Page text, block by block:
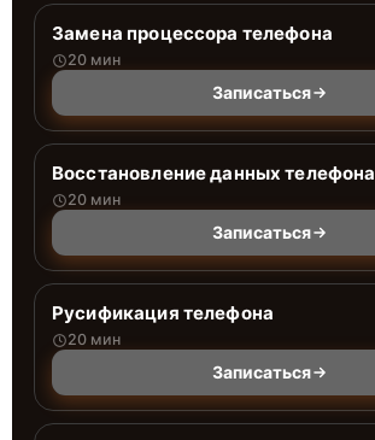
Замена процессора телефона
20 мин
Записаться
Восстановление данных телефона
20 мин
Записаться
Русификация телефона
20 мин
Записаться